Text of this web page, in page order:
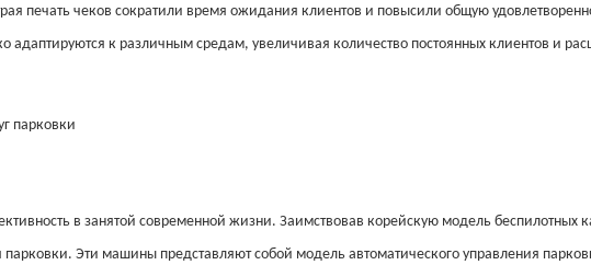
печать чеков сократили время ожидания клиентов и повысили общую
к различным средам, увеличивая количество постоянных клиентов и
парковки
в занятой современной жизни. Заимствовав корейскую модель беспилотных
Эти машины представляют собой модель автоматического управления